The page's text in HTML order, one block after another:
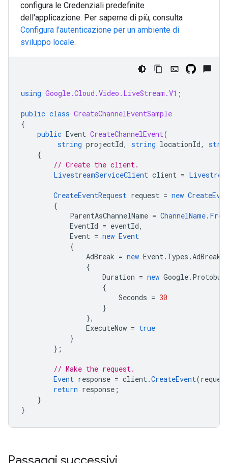
configura le Credenziali predefinite
dell'applicazione. Per saperne di più, consulta
Configura l'autenticazione per un ambiente di
sviluppo locale.
using Google.Cloud.Video.LiveStream.V1 ;
public class CreateChannelEventSample
{
public Event CreateChannelEvent(
string projectId, string locationId,
{
// Create the client.
LivestreamServiceClient client =
CreateEventRequest request = new
{
ParentAsChannelName = ChannelName.
EventId = eventId,
Event = new Event
{
AdBreak = new Event. Types .
{
Duration = new Google. Protobuf
{
Seconds = 30
}
},
ExecuteNow = true
}
};
// Make the request.
Event response = client.CreateEvent(
return response ;
}
}